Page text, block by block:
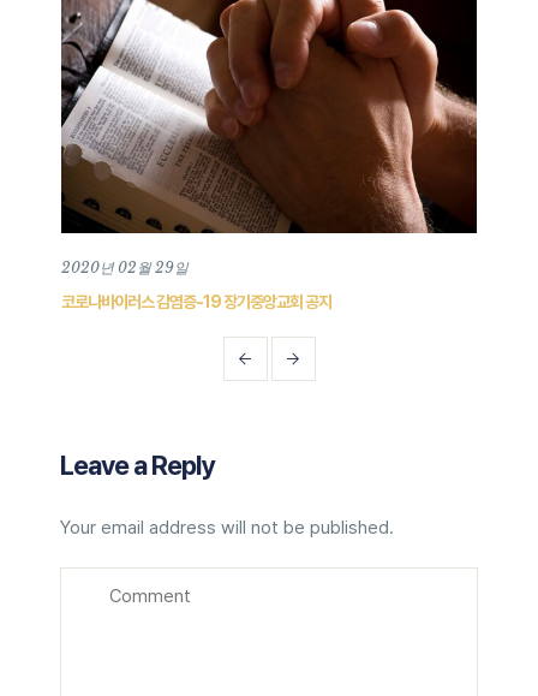
2020년 02월 29일
코로나바이러스 감염증-19 장기중앙교회 공지
Leave a Reply
Your email address will not be published.